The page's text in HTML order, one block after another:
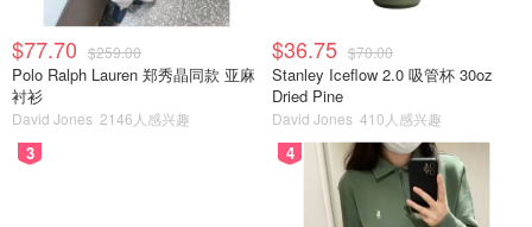
$77.70 $259.00
Polo Ralph Lauren 郑秀晶同款 亚麻
衬衫
David Jones 2146人感兴趣
$36.75 $70.00
Stanley Iceflow 2.0 吸管杯 30oz
Dried Pine
David Jones 410人感兴趣
3 4